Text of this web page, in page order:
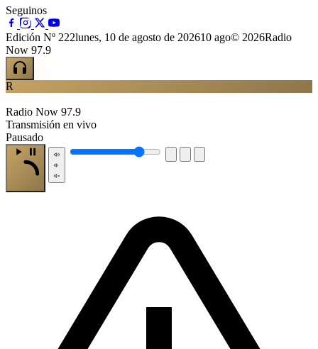
Seguinos
Edición Nº 222lunes, 10 de agosto de 202610 ago© 2026Radio
Now 97.9
R
Radio Now 97.9
Transmisión en vivo
Pausado